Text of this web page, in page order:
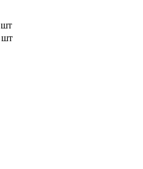
шт
шт